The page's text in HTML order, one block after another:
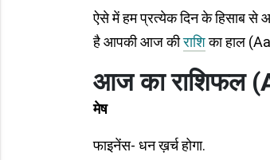
ऐसे में हम प्रत्येक दिन के हिसाब से
है आपकी आज कीराशिका हाल
आज का राशिफल
मेष
फाइनेंस- धन ख़र्च होगा.